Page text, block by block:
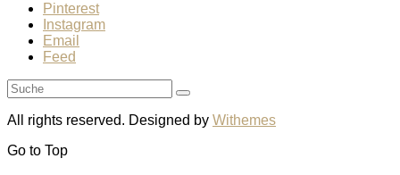
Pinterest
Instagram
Email
Feed
All rights reserved. Designed by Withemes
Go to Top